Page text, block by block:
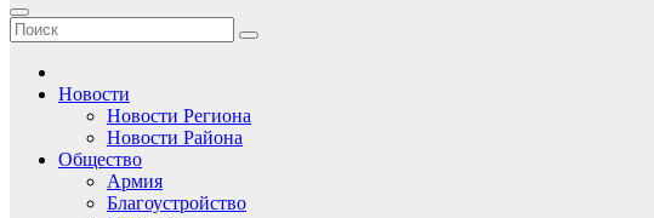
Новости
Новости Региона
Новости Района
Общество
Армия
Благоустройство